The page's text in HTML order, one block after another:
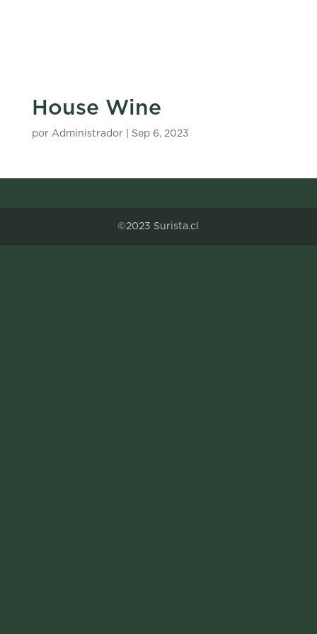
House Wine
por Administrador| Sep 6, 2023
©2023 Surista.cl